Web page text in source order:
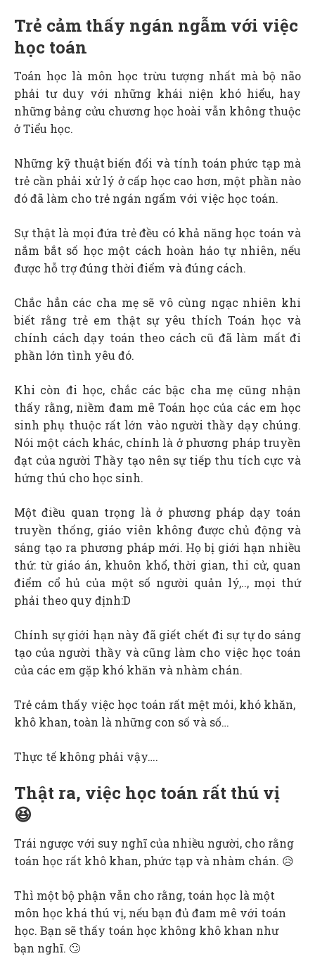
Trẻ cảm thấy ngán ngẫm với việc
học toán
Toán học là môn học trừu tượng nhất mà bộ não
phải tư duy với những khái niện khó hiểu, hay
những bảng cửu chương học hoài vẫn không thuộc
ở Tiểu học.
Những kỹ thuật biến đổi và tính toán phức tạp mà
trẻ cần phải xử lý ở cấp học cao hơn, một phần nào
đó đã làm cho trẻ ngán ngẩm với việc học toán.
Sự thật là mọi đứa trẻ đều có khả năng học toán và
nắm bắt số học một cách hoàn hảo tự nhiên, nếu
được hỗ trợ đúng thời điểm và đúng cách.
Chắc hẳn các cha mẹ sẽ vô cùng ngạc nhiên khi
biết rằng trẻ em thật sự yêu thích Toán học và
chính cách dạy toán theo cách cũ đã làm mất đi
phần lớn tình yêu đó.
Khi còn đi học, chắc các bậc cha mẹ cũng nhận
thấy rằng, niềm đam mê Toán học của các em học
sinh phụ thuộc rất lớn vào người thầy dạy chúng.
Nói một cách khác, chính là ở phương pháp truyền
đạt của người Thầy tạo nên sự tiếp thu tích cực và
hứng thú cho học sinh.
Một điều quan trọng là ở phương pháp dạy toán
truyền thống, giáo viên không được chủ động và
sáng tạo ra phương pháp mới. Họ bị giới hạn nhiều
thứ: từ giáo án, khuôn khổ, thời gian, thi cử, quan
điểm cổ hủ của một số người quản lý,.., mọi thứ
phải theo quy định:D
Chính sự giới hạn này đã giết chết đi sự tự do sáng
tạo của người thầy và cũng làm cho việc học toán
của các em gặp khó khăn và nhàm chán.
Trẻ cảm thấy việc học toán rất mệt mỏi, khó khăn,
khô khan, toàn là những con số và số…
Thực tế không phải vậy….
Thật ra, việc học toán rất thú vị
😆
Trái ngược với suy nghĩ của nhiều người, cho rằng
toán học rất khô khan, phức tạp và nhàm chán. 😥
Thì một bộ phận vẫn cho rằng, toán học là một
môn học khá thú vị, nếu bạn đủ đam mê với toán
học. Bạn sẽ thấy toán học không khô khan như
bạn nghĩ. 🙄